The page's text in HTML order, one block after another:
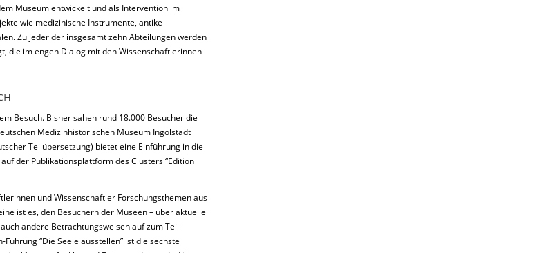
Museum entwickelt und als Intervention im
wie medizinische Instrumente, antike
Zu jeder der insgesamt zehn Abteilungen werden
die im engen Dialog mit den Wissenschaftlerinnen
Besuch. Bisher sahen rund 18.000 Besucher die
Medizinhistorischen Museum Ingolstadt
Teilübersetzung) bietet eine Einführung in die
der Publikationsplattform des Clusters “Edition
und Wissenschaftler Forschungsthemen aus
ist es, den Besuchern der Museen – über aktuelle
andere Betrachtungsweisen auf zum Teil
“Die Seele ausstellen” ist die sechste